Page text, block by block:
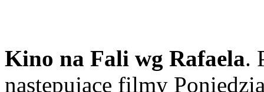
Kino na Fali wg Rafaela.
następujące filmy